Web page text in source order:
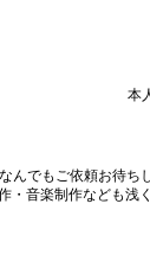
本
んでもご依頼お待ち
音楽制作なども浅